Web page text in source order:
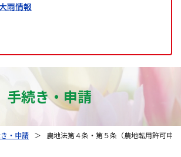
雨情報
手続き・申請
・申請 ＞ 農地法第４条・第５条（農地転用許可申